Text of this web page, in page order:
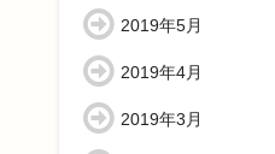
2019年5月
2019年4月
2019年3月